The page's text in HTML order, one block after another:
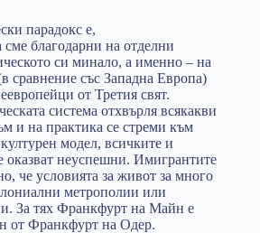
парадокс е,
сме благодарни на отделни
си минало, а именно – на
сравнение със Западна Европа)
от Третия свят.
система отхвърля всякакви
и на практика се стреми към
модел, всичките и
оказват неуспешни. Имигрантите
че условията за живот за много
метрополии или
За тях Франкфурт на Майн е
от Франкфурт на Одер.